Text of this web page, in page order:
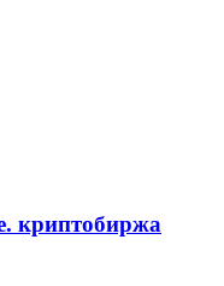
криптобиржа